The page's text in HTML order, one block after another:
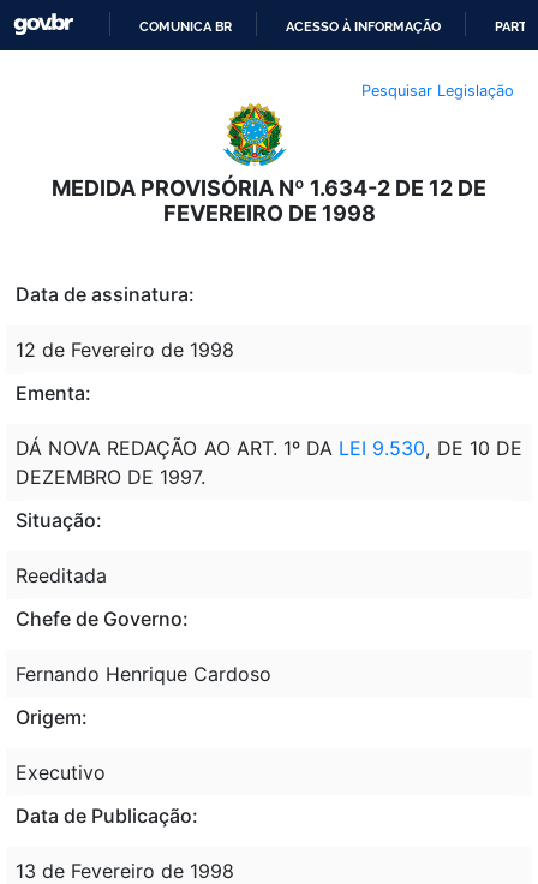
O
CONTEÚDO
COMUNICA BR ACESSO À INFORMAÇÃO
Pesquisar Legislação
MEDIDA PROVISÓRIA Nº 1.634-2 DE 12 DE
FEVEREIRO DE 1998
Data de assinatura:
12 de Fevereiro de 1998
Ementa:
DÁ NOVA REDAÇÃO AO ART. 1º DA LEI 9.530, DE 10 DE
DEZEMBRO DE 1997.
Situação:
Reeditada
Chefe de Governo:
Fernando Henrique Cardoso
Origem:
Executivo
Data de Publicação:
13 de Fevereiro de 1998